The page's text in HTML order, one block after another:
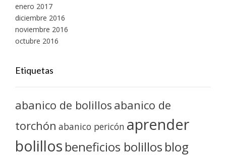
enero 2017
diciembre 2016
noviembre 2016
octubre 2016
Etiquetas
abanico de bolillos abanico de
torchón abanico pericón aprender
bolillos beneficios bolillos blog